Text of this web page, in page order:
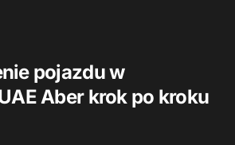
pojazdu w
Aber krok po kroku